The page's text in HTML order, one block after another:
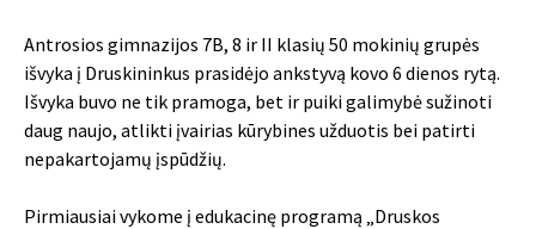
Antrosios gimnazijos 7B, 8 ir II klasių 50 mokinių grupės
išvyka į Druskininkus prasidėjo ankstyvą kovo 6 dienos rytą.
Išvyka buvo ne tik pramoga, bet ir puiki galimybė sužinoti
daug naujo, atlikti įvairias kūrybines užduotis bei patirti
nepakartojamų įspūdžių.
Pirmiausiai vykome į edukacinę programą „Druskos